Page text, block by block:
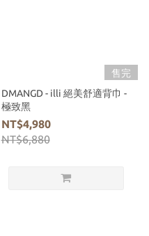
售完
DMANGD - illi 絕美舒適背巾 -
極致黑
NT$4,980
NT$6,880